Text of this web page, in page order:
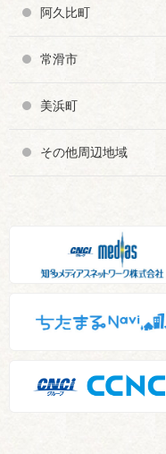
阿久比町
常滑市
美浜町
その他周辺地域